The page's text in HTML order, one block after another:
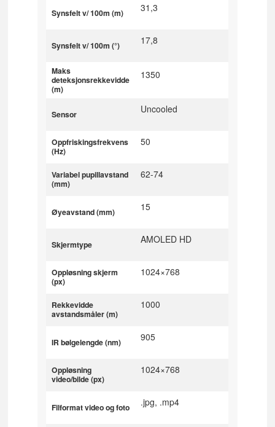
Synsfelt v/ 100m (m) 31,3
Synsfelt v/ 100m (°) 17,8
Maks
deteksjonsrekkevidde
(m)
1350
Sensor Uncooled
Oppfriskingsfrekvens
(Hz)
50
Variabel pupillavstand
(mm)
62-74
Øyeavstand (mm) 15
Skjermtype AMOLED HD
Oppløsning skjerm
(px)
1024×768
Rekkevidde
avstandsmåler (m)
1000
IR bølgelengde (nm) 905
Oppløsning
video/bilde (px)
1024×768
Filformat video og foto .jpg, .mp4